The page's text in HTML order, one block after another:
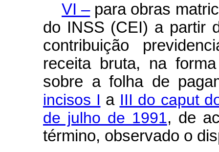
VI –para obras
do INSS (CEI) a partir
contribuição
receita bruta, na
sobre a folha de
incisos I a III do caput
de julho de 1991, de
término, observado o